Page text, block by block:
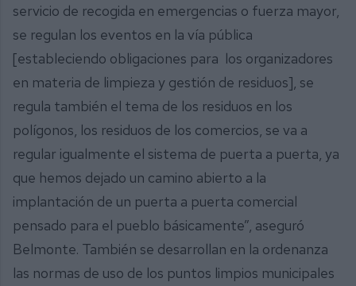
servicio de recogida en emergencias o fuerza mayor,
se regulan los eventos en la vía pública
[estableciendo obligaciones para los organizadores
en materia de limpieza y gestión de residuos], se
regula también el tema de los residuos en los
polígonos, los residuos de los comercios, se va a
regular igualmente el sistema de puerta a puerta, ya
que hemos dejado un camino abierto a la
implantación de un puerta a puerta comercial
pensado para el pueblo básicamente”, aseguró
Belmonte. También se desarrollan en la ordenanza
las normas de uso de los puntos limpios municipales